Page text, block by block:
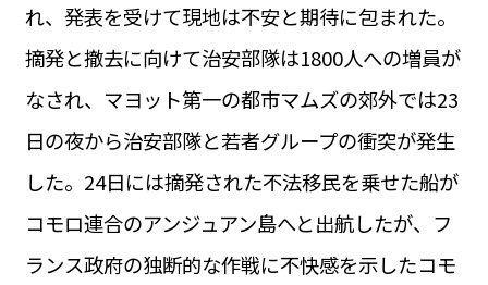
BUSINESS
ビジネス・キャリア
INFOS PRATIQUES
TAG
タグ
#パリ
#お土産 #トリビア
#データで読み解くフランス
#フランスの教育制度
#アプリ
#いざという時に
運営会社
サイトポリシー
れ、発表を受けて現地は不安と期待に包まれた。
摘発と撤去に向けて治安部隊は1800人への増員が
なされ、マヨット第一の都市マムズの郊外では23
日の夜から治安部隊と若者グループの衝突が発生
した。24日には摘発された不法移民を乗せた船が
コモロ連合のアンジュアン島へと出航したが、フ
ランス政府の独断的な作戦に不快感を示したコモ